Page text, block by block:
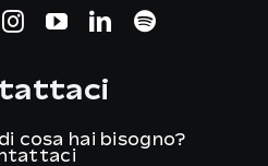
cosa hai bisogno?